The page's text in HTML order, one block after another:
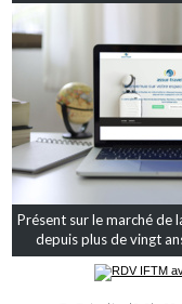
Présent sur le marché de
depuis plus de vingt